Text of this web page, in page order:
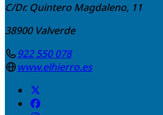
C/Dr. Quintero Magdaleno, 11
38900 Valverde
922 550 078
www.elhierro.es